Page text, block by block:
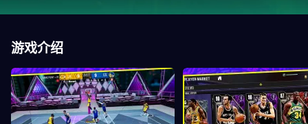
游戏介绍